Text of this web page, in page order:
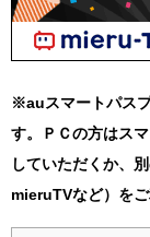
※auスマートパス
す。ＰＣの方はス
していただくか、
mieruTVなど）をご